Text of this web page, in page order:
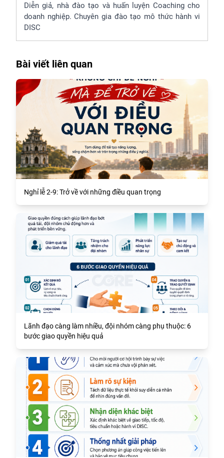
Diễn giả, nhà đào tạo và huấn luyện Coaching cho
doanh nghiệp. Chuyên gia đào tạo mô thức hành vi
DISC
Bài viết liên quan
Nghỉ lễ 2-9: Trở về với những điều quan trọng
Lãnh đạo càng làm nhiều, đội nhóm càng phụ thuộc: 6
bước giao quyền hiệu quả